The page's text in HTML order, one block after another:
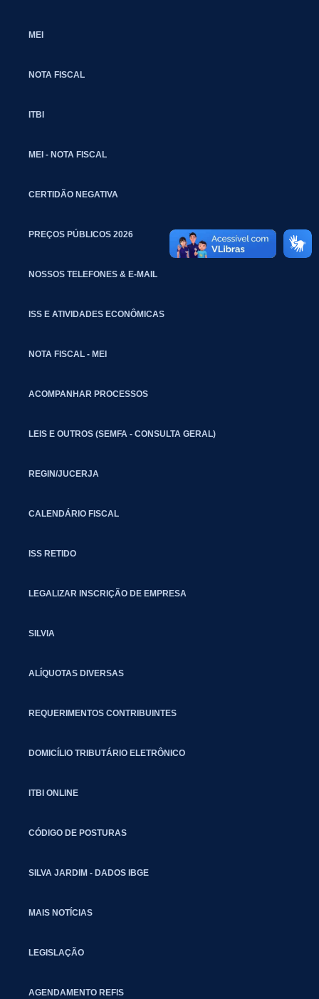
MEI
NOTA FISCAL
ITBI
MEI - NOTA FISCAL
CERTIDÃO NEGATIVA
PREÇOS PÚBLICOS 2026
NOSSOS TELEFONES & E-MAIL
ISS E ATIVIDADES ECONÔMICAS
NOTA FISCAL - MEI
ACOMPANHAR PROCESSOS
LEIS E OUTROS (SEMFA - CONSULTA GERAL)
REGIN/JUCERJA
CALENDÁRIO FISCAL
ISS RETIDO
LEGALIZAR INSCRIÇÃO DE EMPRESA
SILVIA
ALÍQUOTAS DIVERSAS
REQUERIMENTOS CONTRIBUINTES
DOMICÍLIO TRIBUTÁRIO ELETRÔNICO
ITBI ONLINE
CÓDIGO DE POSTURAS
SILVA JARDIM - DADOS IBGE
MAIS NOTÍCIAS
LEGISLAÇÃO
AGENDAMENTO REFIS